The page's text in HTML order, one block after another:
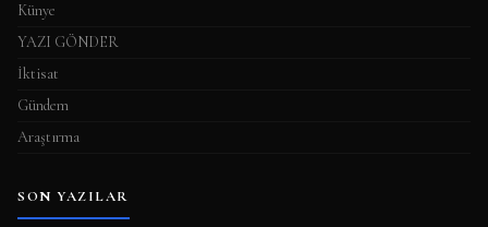
Künye
YAZI GÖNDER
İktisat
Gündem
Araştırma
SON YAZILAR